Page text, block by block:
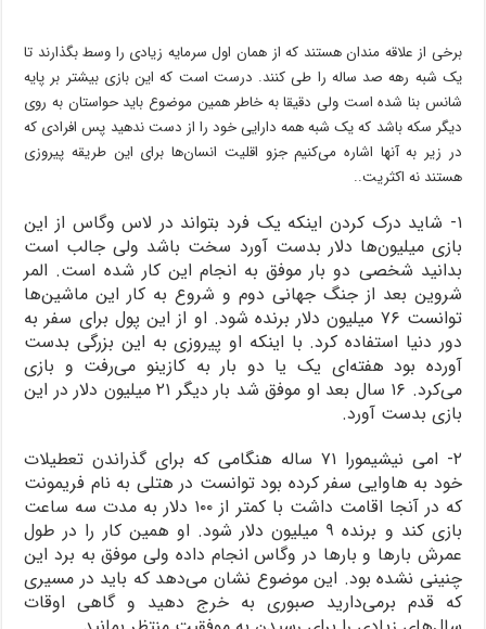
برخی از علاقه مندان هستند که از همان اول سرمایه زیادی را وسط بگذارند تا
یک شبه رهه صد ساله را طی کنند. درست است که این بازی بیشتر بر پایه
شانس بنا شده است ولی دقیقا به خاطر همین موضوع باید حواستان به روی
دیگر سکه باشد که یک شبه همه دارایی خود را از دست ندهید پس افرادی که
در زیر به آنها اشاره می‌کنیم جزو اقلیت انسان‌ها برای این طریقه پیروزی
هستند نه اکثریت..
۱- شاید درک کردن اینکه یک فرد بتواند در لاس وگاس از این
بازی میلیون‌ها دلار بدست آورد سخت باشد ولی جالب است
بدانید شخصی دو بار موفق به انجام این کار شده است. المر
شروین بعد از جنگ جهانی دوم و شروع به کار این ماشین‌ها
توانست ۷۶ میلیون دلار برنده شود. او از این پول برای سفر به
دور دنیا استفاده کرد. با اینکه او پیروزی به این بزرگی بدست
آورده بود هفته‌ای یک یا دو بار به کازینو می‌رفت و بازی
می‌کرد. ۱۶ سال بعد او موفق شد بار دیگر ۲۱ میلیون دلار در این
بازی بدست آورد.
۲- امی نیشیمورا ۷۱ ساله هنگامی که برای گذراندن تعطیلات
خود به هاوایی سفر کرده بود توانست در هتلی به نام فریمونت
که در آنجا اقامت داشت با کمتر از ۱۰۰ دلار به مدت سه ساعت
بازی کند و برنده ۹ میلیون دلار شود. او همین کار را در طول
عمرش بارها و بارها در وگاس انجام داده ولی موفق به برد این
چنینی نشده بود. این موضوع نشان می‌دهد که باید در مسیری
که قدم برمی‌دارید صبوری به خرج دهید و گاهی اوقات